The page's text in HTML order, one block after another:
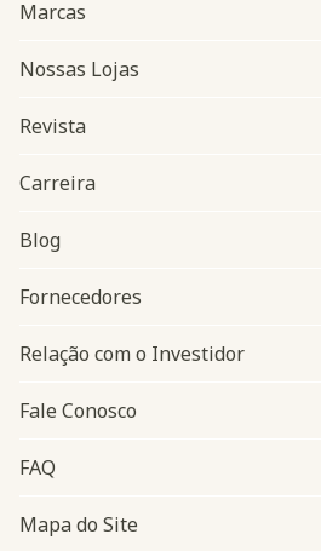
Navegação do rodapé
Marcas
Nossas Lojas
Revista
Carreira
Blog
Fornecedores
Relação com o Investidor
Fale Conosco
FAQ
Mapa do Site